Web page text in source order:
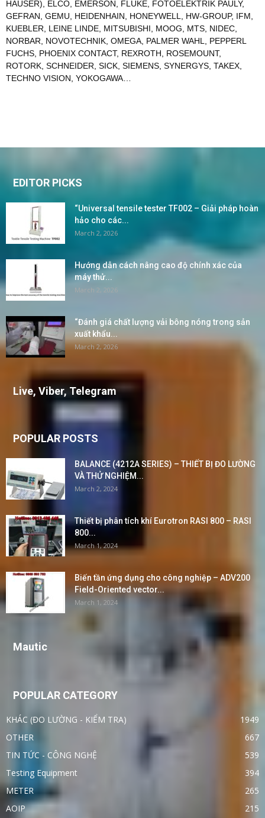
HAUSER)
ELCO EMERSON FLUKE FOTOELEKTRIK PAULY,
GEFRAN GEMU HEIDENHAIN HONEYWELL HW-GROUP, IFM
KUEBLER
LEINE LINDE MITSUBISHI MOOG MTS NIDEC
NORBAR
NOVOTECHNIK OMEGA PALMER WAHL
PEPPERL
FUCHS PHOENIX CONTACT, REXROTH ROSEMOUNT,
ROTORK SCHNEIDER SICK SIEMENS SYNERGYS TAKEX
TECHNO VISION YOKOGAWA
EDITOR PICKS
“Universal tensile tester TF002 – Giải pháp hoàn
hảo cho các...
March 2, 2026
Hướng dẫn cách nâng cao độ chính xác của
máy thử...
March 2, 2026
“Đánh giá chất lượng vải bông nóng trong sản
xuất khẩu...
March 2, 2026
Live, Viber, Telegram
POPULAR POSTS
BALANCE (4212A SERIES) – THIẾT BỊ ĐO LƯỜNG
VÀ THỬ NGHIỆM...
March 2, 2024
Thiết bị phân tích khí Eurotron RASI 800 – RASI
800...
March 1, 2024
Biến tần ứng dụng cho công nghiệp – ADV200
Field-Oriented vector...
March 1, 2024
Mautic
POPULAR CATEGORY
KHÁC (ĐO LƯỜNG - KIỂM TRA)
1949
OTHER
667
TIN TỨC - CÔNG NGHỆ
539
Testing Equipment
394
METER
265
AOIP
215